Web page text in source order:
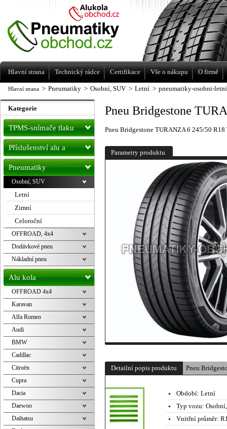
Hlavní strana > Pneumatiky > Osobní, SUV > Letní > pneumatiky-osobni-
Pneu Bridgestone
Pneu Bridgestone TURANZA 6 245/50
Parametry produktu
Detailní popis produktu Pneu
Období: Letní
Typ vozu:
Vnitřní průměr:
Kategorie
TPMS-snímače tlaku
Příslušenství alu a
pneu
Pneumatiky
Osobní, SUV
Letní
Zimní
Celoroční
OFFROAD, 4x4
Dodávkové pneu
Nákladní pneu
Alu kola
OFFROAD 4x4
Karavan
Alfa Romeo
Audi
BMW
Cadillac
Citroën
Cupra
Dacia
Daewoo
Daihatsu
Levné pneumatiky letní, zimní, Alu kola
a litá kola Racing Line
Hlavní strana Technický rádce Certifikace Vše o nákupu O firmě